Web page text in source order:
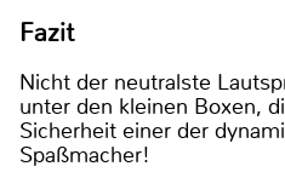
Fazit
Nicht der neutralste
unter den kleinen Boxen,
Sicherheit einer der
Spaßmacher!